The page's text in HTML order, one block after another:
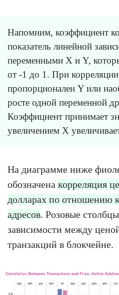
Напомним, коэффициент
показатель линейной
переменными X и Y,
от -1 до 1. При
пропорционален Y или
росте одной переменной
Коэффициент принимает
увеличением X
На диаграмме ниже
обозначена корреляция
долларах по отношению
адресов. Розовые
зависимости между
транзакций в блокчейне.